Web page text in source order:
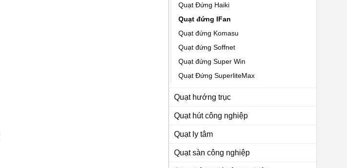
Quạt Đứng Haiki
Quạt đứng IFan
Quạt đứng Komasu
Quạt đứng Soffnet
Quạt đứng Super Win
Quạt Đứng SuperliteMax
Quạt hướng trục
Quạt hút công nghiệp
Quạt ly tâm
Quạt sàn công nghiệp